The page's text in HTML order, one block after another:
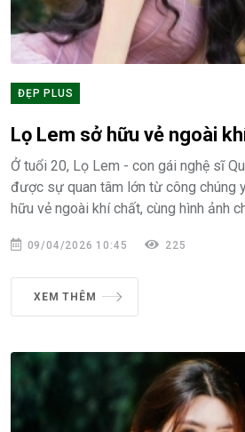
ĐẸP PLUS
Lọ Lem sở hữu vẻ ngoài
Ở tuổi 20, Lọ Lem - con gái nghệ sĩ
được sự quan tâm lớn từ công chúng
hữu vẻ ngoài khí chất, cùng hình ảnh
09/04/2026 10:45 225
XEM THÊM